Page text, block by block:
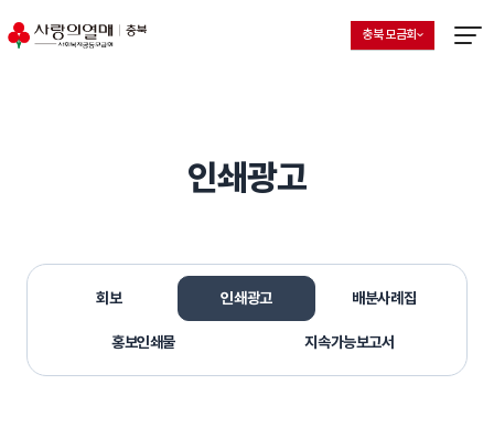
지회 선택 목록 열기
현재 선택된 지회
충북 모금회
인쇄광고
회보 인쇄광고 배분사례집
홍보인쇄물 지속가능보고서